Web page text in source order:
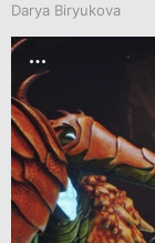
Darya Biryukova